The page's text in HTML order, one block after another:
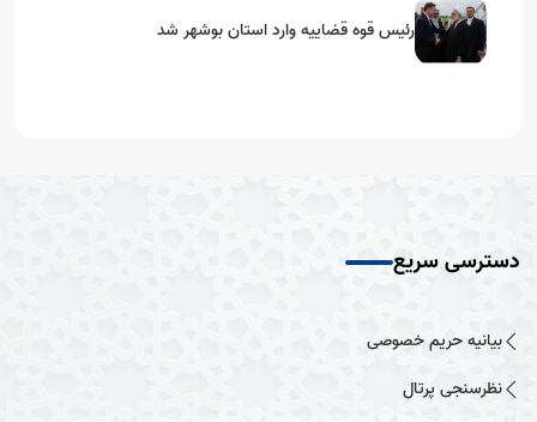
رئیس قوه قضاییه وارد استان بوشهر شد
دسترسی سریع
بیانیه حریم خصوصی
نظرسنجی پرتال